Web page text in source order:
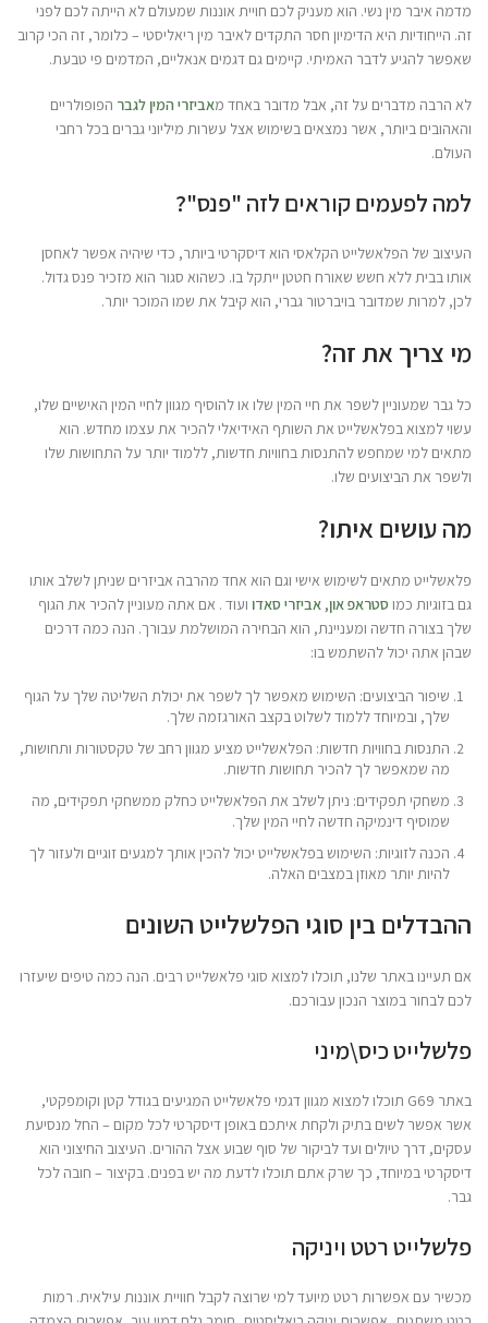
מדמה איבר מין נשי. הוא מעניק לכם חויית אוננות שמעולם לא הייתה לכם לפני
זה. הייחודיות היא הדימיון חסר התקדים לאיבר מין ריאליסטי – כלומר, זה הכי קרוב
שאפשר להגיע לדבר האמיתי. קיימים גם דגמים אנאליים, המדמים פי טבעת.
לא הרבה מדברים על זה, אבל מדובר באחד מאביזרי המין לגבר הפופולריים
והאהובים ביותר, אשר נמצאים בשימוש אצל עשרות מיליוני גברים בכל רחבי
העולם.
למה לפעמים קוראים לזה "פנס"?
העיצוב של הפלאשלייט הקלאסי הוא דיסקרטי ביותר, כדי שיהיה אפשר לאחסן
אותו בבית ללא חשש שאורח חטטן ייתקל בו. כשהוא סגור הוא מזכיר פנס גדול.
לכן, למרות שמדובר בויברטור גברי, הוא קיבל את שמו המוכר יותר.
מי צריך את זה?
כל גבר שמעוניין לשפר את חיי המין שלו או להוסיף מגוון לחיי המין האישיים שלו,
עשוי למצוא בפלאשלייט את השותף האידיאלי להכיר את עצמו מחדש. הוא
מתאים למי שמחפש להתנסות בחוויות חדשות, ללמוד יותר על התחושות שלו
ולשפר את הביצועים שלו.
מה עושים איתו?
פלאשלייט מתאים לשימוש אישי וגם הוא אחד מהרבה אביזרים שניתן לשלב אותו
גם בזוגיות כמו סטראפ און, אביזרי סאדו ועוד . אם אתה מעוניין להכיר את הגוף
שלך בצורה חדשה ומעניינת, הוא הבחירה המושלמת עבורך. הנה כמה דרכים
שבהן אתה יכול להשתמש בו:
שיפור הביצועים: השימוש מאפשר לך לשפר את יכולת השליטה שלך על הגוף
שלך, ובמיוחד ללמוד לשלוט בקצב האורגזמה שלך.
התנסות בחוויות חדשות: הפלאשלייט מציע מגוון רחב של טקסטורות ותחושות,
מה שמאפשר לך להכיר תחושות חדשות.
משחקי תפקידים: ניתן לשלב את הפלאשלייט כחלק ממשחקי תפקידים, מה
שמוסיף דינמיקה חדשה לחיי המין שלך.
הכנה לזוגיות: השימוש בפלאשלייט יכול להכין אותך למגעים זוגיים ולעזור לך
להיות יותר מאוזן במצבים האלה.
ההבדלים בין סוגי הפלשלייט השונים
אם תעיינו באתר שלנו, תוכלו למצוא סוגי פלאשלייט רבים. הנה כמה טיפים שיעזרו
לכם לבחור במוצר הנכון עבורכם.
פלשלייט כיס\מיני
באתר G69 תוכלו למצוא מגוון דגמי פלאשלייט המגיעים בגודל קטן וקומפקטי,
אשר אפשר לשים בתיק ולקחת איתכם באופן דיסקרטי לכל מקום – החל מנסיעת
עסקים, דרך טיולים ועד לביקור של סוף שבוע אצל ההורים. העיצוב החיצוני הוא
דיסקרטי במיוחד, כך שרק אתם תוכלו לדעת מה יש בפנים. בקיצור – חובה לכל
גבר.
פלשלייט רטט ויניקה
מכשיר עם אפשרות רטט מיועד למי שרוצה לקבל חוויית אוננות עילאית. רמות